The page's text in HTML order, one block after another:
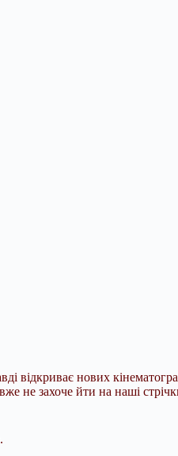
відкриває нових
не захоче йти на наші